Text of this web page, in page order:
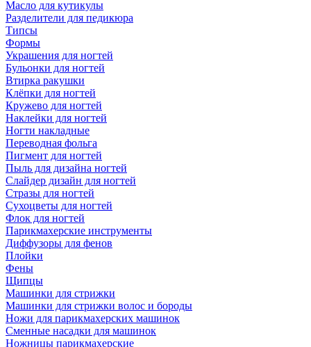
Масло для кутикулы
Разделители для педикюра
Типсы
Формы
Украшения для ногтей
Бульонки для ногтей
Втирка ракушки
Клёпки для ногтей
Кружево для ногтей
Наклейки для ногтей
Ногти накладные
Переводная фольга
Пигмент для ногтей
Пыль для дизайна ногтей
Слайдер дизайн для ногтей
Стразы для ногтей
Сухоцветы для ногтей
Флок для ногтей
Парикмахерские инструменты
Диффузоры для фенов
Плойки
Фены
Щипцы
Машинки для стрижки
Машинки для стрижки волос и бороды
Ножи для парикмахерских машинок
Сменные насадки для машинок
Ножницы парикмахерские